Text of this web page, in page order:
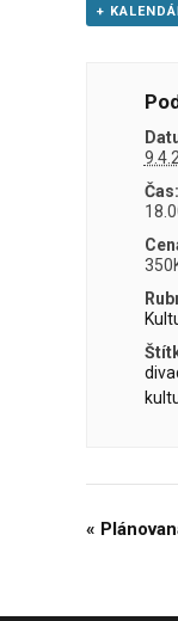
+
Čas:
Navigace
«